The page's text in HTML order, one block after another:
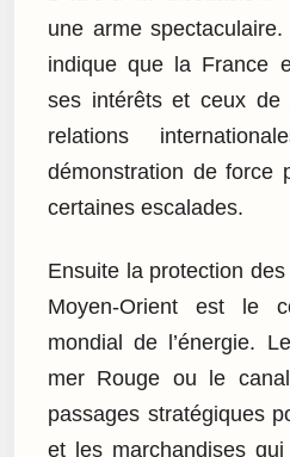
une arme
indique que la France
ses intérêts et ceux de
relations
démonstration de force
certaines escalades.
Ensuite la protection
Moyen-Orient est le
mondial de l’énergie.
mer Rouge ou le
passages stratégiques
et les marchandises qui